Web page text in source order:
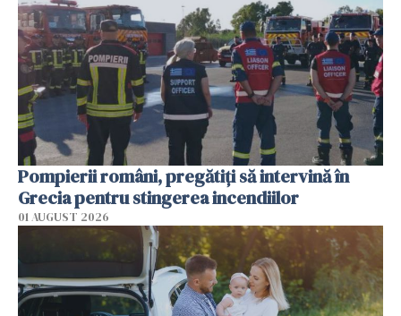
Pompierii români, pregătiţi să intervină în
Grecia pentru stingerea incendiilor
01 AUGUST 2026